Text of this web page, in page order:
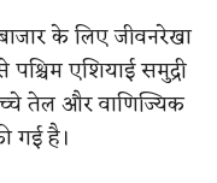
के लिए जीवनरेखा
एशियाई समुद्री
तेल और वाणिज्यिक
गई है।